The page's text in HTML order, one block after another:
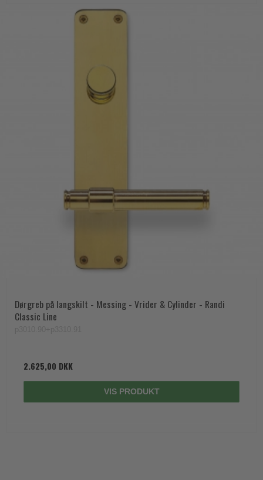
Dørgreb på langskilt - Messing - Vrider & Cylinder - Randi
Classic Line
2.625,00 DKK
VIS PRODUKT